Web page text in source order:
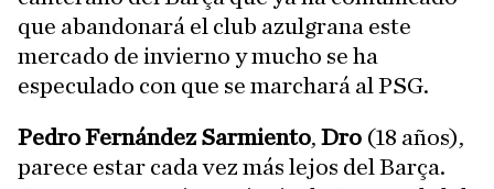
que abandonará el club azulgrana este
mercado de invierno y mucho se ha
especulado con que se marchará al PSG.
Pedro Fernández Sarmiento, Dro (18 años),
parece estar cada vez más lejos del Barça.